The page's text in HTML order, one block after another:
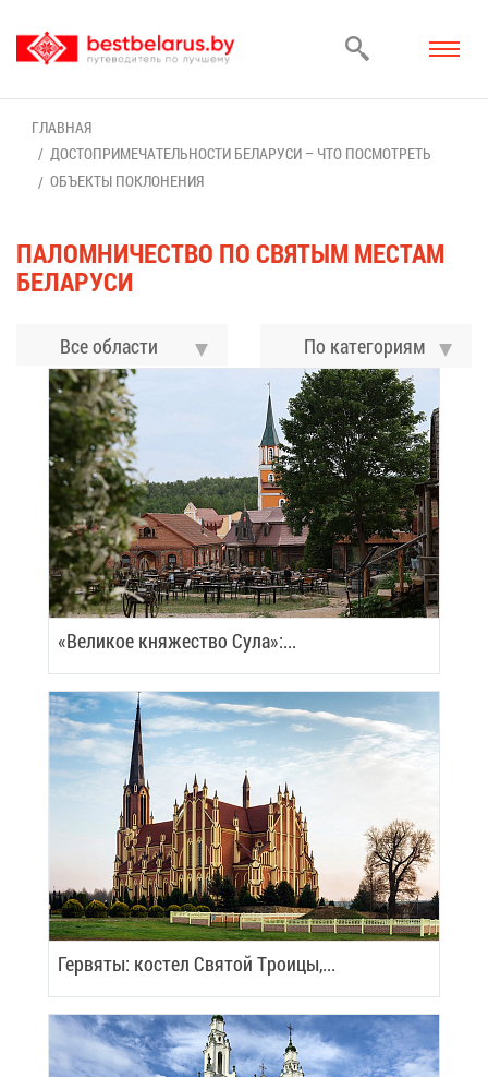
ГЛАВ­НАЯ
ДО­СТО­ПРИ­МЕ­ЧА­ТЕЛЬ­НО­СТИ БЕ­ЛА­РУ­СИ – ЧТО ПО­СМОТ­РЕТЬ
ОБЪ­ЕК­ТЫ ПО­КЛО­НЕ­НИЯ
ПА­ЛОМ­НИ­ЧЕ­СТВО ПО СВЯ­ТЫМ МЕ­СТАМ
БЕ­ЛА­РУ­СИ
Все области По ка­те­го­ри­ям
«Ве­ли­кое кня­же­ство Су­ла»:...
Гер­вя­ты: ко­стел Свя­той Тро­и­цы,...